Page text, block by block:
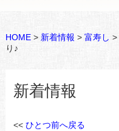
HOME> 新着情報 > 富寿し >
り♪
新着情報
<< ひとつ前へ戻る